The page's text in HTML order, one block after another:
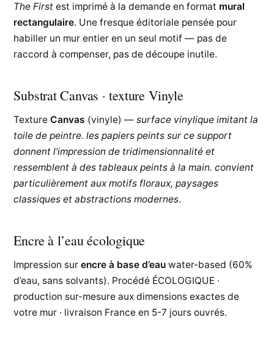
The First est imprimé à la demande en format mural
rectangulaire. Une fresque éditoriale pensée pour
habiller un mur entier en un seul motif — pas de
raccord à compenser, pas de découpe inutile.
Substrat Canvas · texture Vinyle
TextureCanvas (vinyle) —surface vinylique imitant la
toile de peintre. les papiers peints sur ce support
donnent l’impression de tridimensionnalité et
ressemblent à des tableaux peints à la main. convient
particulièrement aux motifs floraux, paysages
classiques et abstractions modernes.
Encre à l’eau écologique
Impression surencre à base d’eau water-based (60%
d’eau, sans solvants). Procédé ÉCOLOGIQUE ·
production sur-mesure aux dimensions exactes de
votre mur · livraison France en 5-7 jours ouvrés.